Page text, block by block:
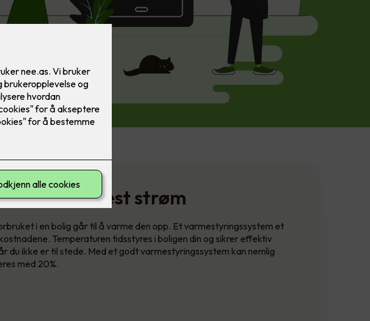
klart mest strøm
i en bolig går til å varme den opp. Et varmestyringssystem et
Temperaturen tidsstyres i boligen din og sikrer effektiv
du ikke er til stede. Med et godt varmestyringssystem kan nemlig
med 20%.